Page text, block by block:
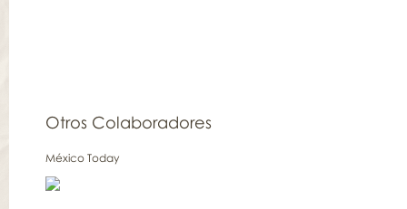
Otros Colaboradores
México Today